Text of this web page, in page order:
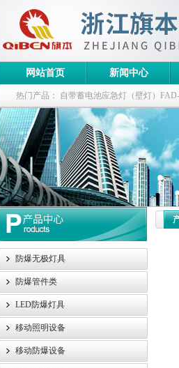
浙江旗本电气有限公司
网站首页 新闻中心
热门产品： 自带蓄电池应急灯（壁灯）
栏式无极灯 G9960-W120W长寿无极工厂
防爆泛光灯
防爆无极灯具
防爆管件类
LED防爆灯具
移动照明设备
移动防爆设备